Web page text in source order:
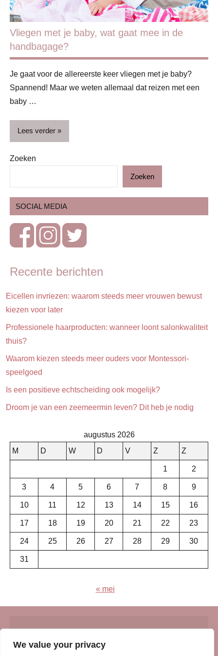
We value your privacy
Vliegen met je baby, wat gaat mee in de
handbagage?
Je gaat voor de allereerste keer vliegen met je baby?
Spannend! Maar we weten allemaal dat reizen met een
baby …
Lees verder
Baby
Gezin
Reizen
Vakantie
Zoeken
Zoeken
SOCIAL MEDIA
Recente berichten
Eicellen invriezen: waarom steeds meer vrouwen bewust
kiezen voor later
Professionele haarproducten: wanneer loont salonkwaliteit
thuis?
Waarom kiezen steeds meer ouders voor Montessori-
speelgoed
Is een positieve echtscheiding ook mogelijk?
Droom je van een zeemeermin leven? Dit heb je nodig
augustus 2026
M
D W D V Z Z
1 2
3 4 5 6 7 8 9
10 11 12 13 14 15 16
17 18 19 20 21 22 23
24 25 26 27 28 29 30
31
« mei
© Insert Internetuitgeverij